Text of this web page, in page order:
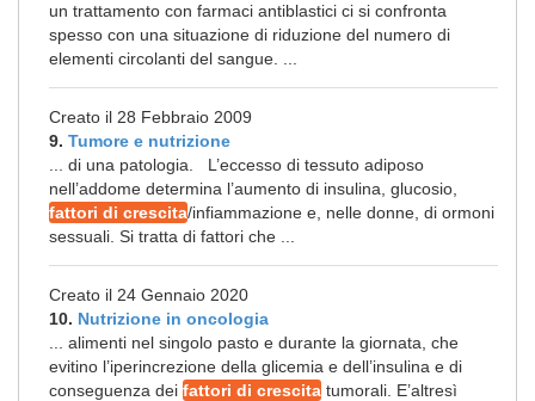
un trattamento con farmaci antiblastici ci si confronta
spesso con una situazione di riduzione del numero di
elementi circolanti del sangue. ...
Creato il 28 Febbraio 2009
9. Tumore e nutrizione
... di una patologia. L’eccesso di tessuto adiposo
nell’addome determina l’aumento di insulina, glucosio,
fattori di crescita/infiammazione e, nelle donne, di ormoni
sessuali. Si tratta di fattori che ...
Creato il 24 Gennaio 2020
10. Nutrizione in oncologia
... alimenti nel singolo pasto e durante la giornata, che
evitino l’iperincrezione della glicemia e dell’insulina e di
conseguenza dei fattori di crescita tumorali. E’altresì